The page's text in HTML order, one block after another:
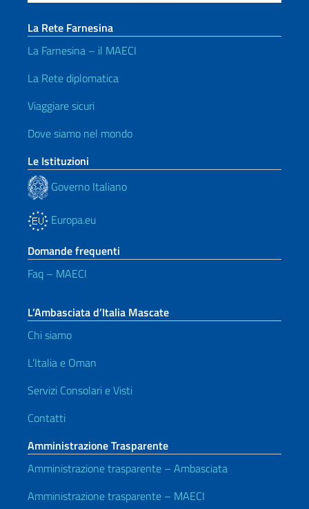
La Rete Farnesina
La Farnesina – il MAECI
La Rete diplomatica
Viaggiare sicuri
Dove siamo nel mondo
Le Istituzioni
Governo Italiano
Europa.eu
Domande frequenti
Faq – MAECI
L’Ambasciata d’Italia Mascate
Chi siamo
L’Italia e Oman
Servizi Consolari e Visti
Contatti
Amministrazione Trasparente
Amministrazione trasparente – Ambasciata
Amministrazione trasparente – MAECI